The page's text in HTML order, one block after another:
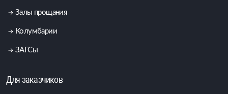
Залы прощания
Колумбарии
ЗАГСы
Для заказчиков